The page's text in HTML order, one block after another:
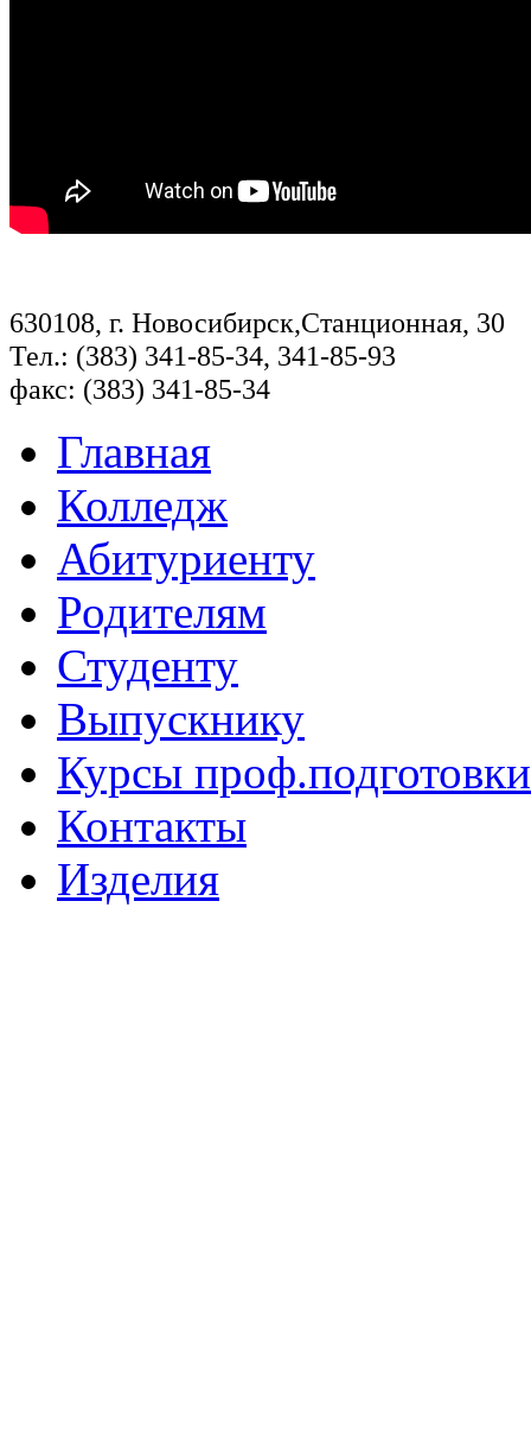
630108, г. Новосибирск,Станционная, 30
Тел.: (383) 341-85-34, 341-85-93
факс: (383) 341-85-34
Главная
Колледж
Абитуриенту
Родителям
Студенту
Выпускнику
Курсы проф.подготовки
Контакты
Изделия